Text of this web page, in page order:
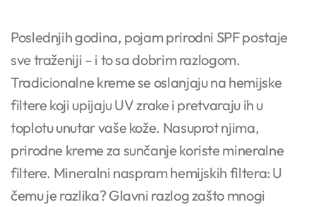
Poslednjih godina, pojam prirodni SPF postaje
sve traženiji – i to sa dobrim razlogom.
Tradicionalne kreme se oslanjaju na hemijske
filtere koji upijaju UV zrake i pretvaraju ih u
toplotu unutar vaše kože. Nasuprot njima,
prirodne kreme za sunčanje koriste mineralne
filtere. Mineralni naspram hemijskih filtera: U
čemu je razlika? Glavni razlog zašto mnogi